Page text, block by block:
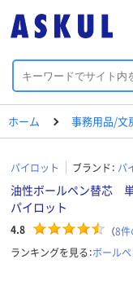
ホーム 事務用品/文
パイロット ブランド： パ
油性ボールペン替
パイロット
4.8 （8件
ランキングを見る：ボール